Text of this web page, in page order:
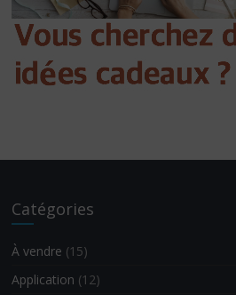
Catégories
À vendre (15)
Application (12)